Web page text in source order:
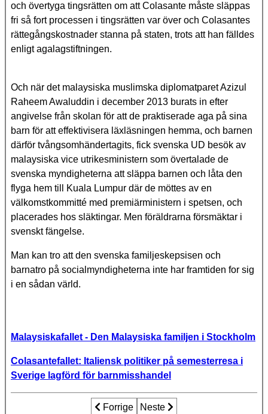
och övertyga tingsrätten om att Colasante måste släppas
fri så fort processen i tingsrätten var över och Colasantes
rättegångskostnader stanna på staten, trots att han fälldes
enligt agalagstiftningen.
Och när det malaysiska muslimska diplomatparet Azizul
Raheem Awaluddin i december 2013 burats in efter
angivelse från skolan för att de praktiserade aga på sina
barn för att effektivisera läxläsningen hemma, och barnen
därför tvångsomhändertagits, fick svenska UD besök av
malaysiska vice utrikesministern som övertalade de
svenska myndigheterna att släppa barnen och låta den
flyga hem till Kuala Lumpur där de möttes av en
välkomstkommitté med premiärministern i spetsen, och
placerades hos släktingar. Men föräldrarna försmäktar i
svenskt fängelse.
Man kan tro att den svenska familjeskepsisen och
barnatro på socialmyndigheterna inte har framtiden for sig
i en sådan värld.
Malaysiskafallet - Den Malaysiska familjen i Stockholm
Colasantefallet: Italiensk politiker på semesterresa i
Sverige lagförd för barnmisshandel
Forrige artikkel: Programändring
Forrige Neste artikkel: 15-årig flicka
Neste